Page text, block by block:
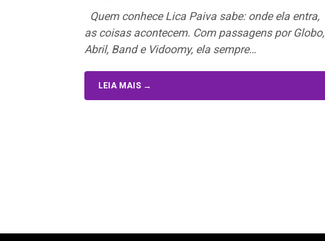
Quem conhece Lica Paiva sabe: onde ela entra,
as coisas acontecem. Com passagens por Globo,
Abril, Band e Vidoomy, ela sempre…
LEIA MAIS →